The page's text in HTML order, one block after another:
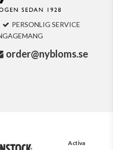
PERSONLIG SERVICE
order@nybloms.se
Activa